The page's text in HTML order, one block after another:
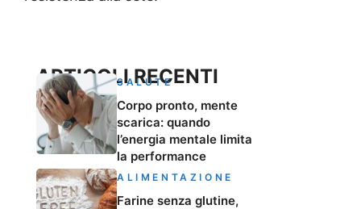
ARTICOLI RECENTI
SALUTE
Corpo pronto, mente
scarica: quando
l’energia mentale limita
la performance
ALIMENTAZIONE
Farine senza glutine,